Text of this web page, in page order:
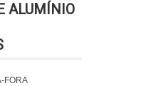
ALUMÍNIO
FORA